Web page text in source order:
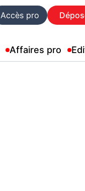
Accès pro
Affaires pro